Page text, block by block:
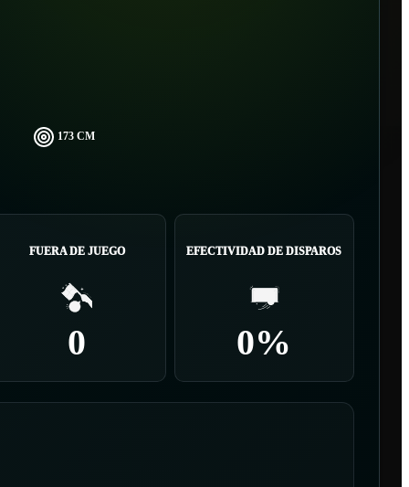
173 CM
FUERA DE JUEGO
0
EFECTIVIDAD DE DISPAROS
0%